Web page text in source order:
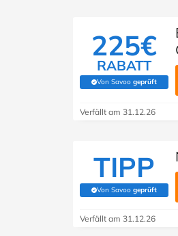
225€
RABATT
Von Savoo geprüft
(Von Savoo
Verfällt am 31.12.26
TIPP
Von Savoo geprüft
(Von Savoo
Verfällt am 31.12.26